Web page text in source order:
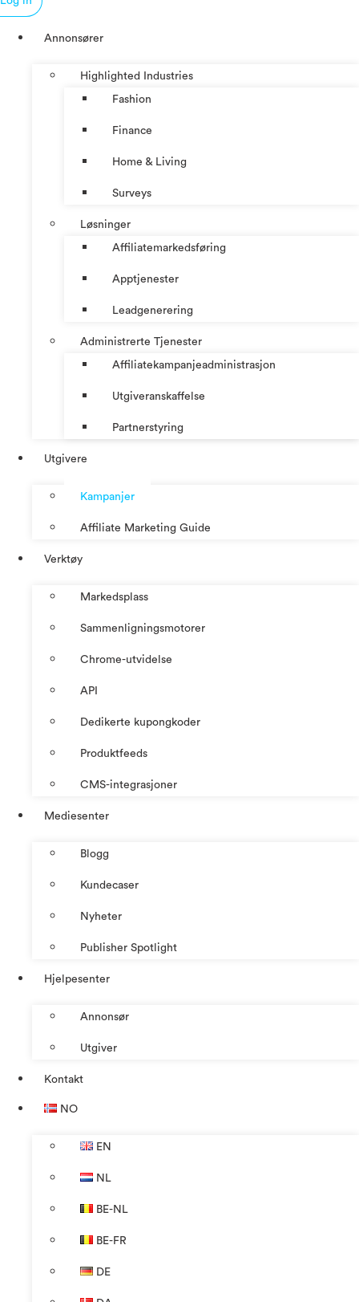
Annonsører
Highlighted Industries
Fashion
Finance
Home & Living
Surveys
Løsninger
Affiliatemarkedsføring
Apptjenester
Leadgenerering
Administrerte Tjenester
Affiliatekampanjeadministrasjon
Utgiveranskaffelse
Partnerstyring
Utgivere
Kampanjer
Affiliate Marketing Guide
Verktøy
Markedsplass
Sammenligningsmotorer
Chrome-utvidelse
API
Dedikerte kupongkoder
Produktfeeds
CMS-integrasjoner
Mediesenter
Blogg
Kundecaser
Nyheter
Publisher Spotlight
Hjelpesenter
Annonsør
Utgiver
Kontakt
NO
EN
NL
BE-NL
BE-FR
DE